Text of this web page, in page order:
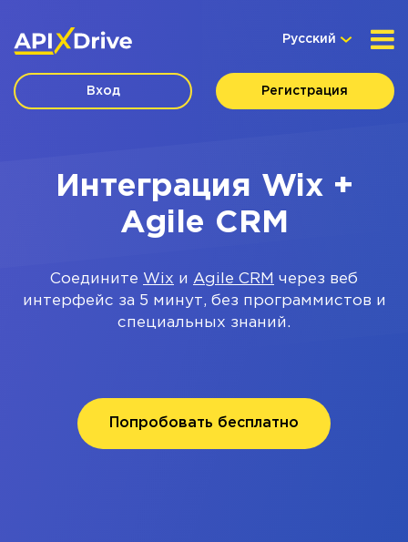
Русский
Вход Регистрация
Интеграция Wix +
Agile CRM
Соедините Wix и Agile CRM через веб
интерфейс за 5 минут, без программистов и
специальных знаний.
Попробовать бесплатно